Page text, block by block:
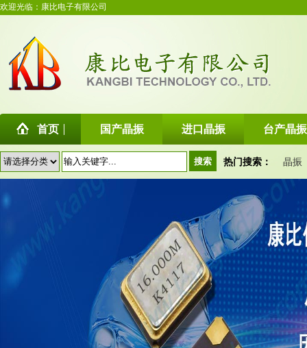
欢迎光临：康比电子有限公司
首页 国产晶振 进口晶振 台产晶振
热门搜索： 晶振